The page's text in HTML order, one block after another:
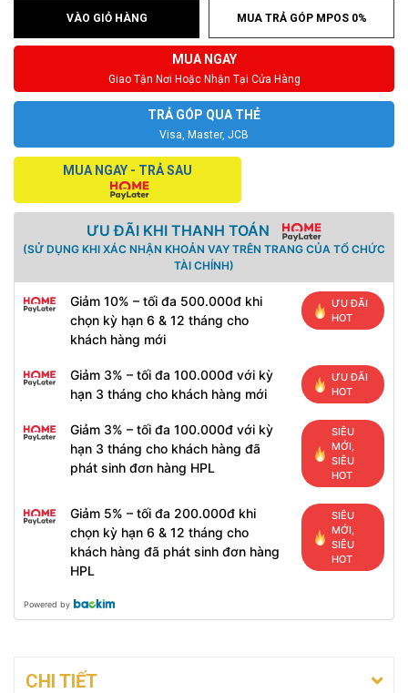
VÀO GIỎ HÀNG MUA TRẢ GÓP MPOS 0%
MUA NGAY
Giao Tận Nơi Hoặc Nhận Tại Cửa Hàng
TRẢ GÓP QUA THẺ
Visa, Master, JCB
MUA NGAY - TRẢ SAU
ƯU ĐÃI KHI THANH TOÁN
(SỬ DỤNG KHI XÁC NHẬN KHOẢN VAY TRÊN TRANG CỦA TỔ CHỨC
TÀI CHÍNH)
Giảm 10% – tối đa 500.000đ khi
chọn kỳ hạn 6 & 12 tháng cho
khách hàng mới
ƯU ĐÃI
HOT
Giảm 3% – tối đa 100.000đ với kỳ
hạn 3 tháng cho khách hàng mới
ƯU ĐÃI
HOT
Giảm 3% – tối đa 100.000đ với kỳ
hạn 3 tháng cho khách hàng đã
phát sinh đơn hàng HPL
SIÊU
MỚI,
SIÊU
HOT
Giảm 5% – tối đa 200.000đ khi
chọn kỳ hạn 6 & 12 tháng cho
khách hàng đã phát sinh đơn hàng
HPL
SIÊU
MỚI,
SIÊU
HOT
Powered by
CHI TIẾT